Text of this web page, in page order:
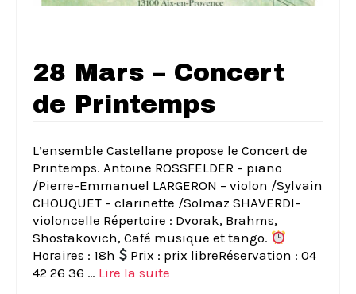
28 Mars – Concert
de Printemps
L’ensemble Castellane propose le Concert de
Printemps. Antoine ROSSFELDER – piano
/Pierre-Emmanuel LARGERON – violon /Sylvain
CHOUQUET – clarinette /Solmaz SHAVERDI-
violoncelle Répertoire : Dvorak, Brahms,
Shostakovich, Café musique et tango.
Horaires : 18h
Prix : prix libreRéservation : 04
42 26 36 … Lire la suite­­